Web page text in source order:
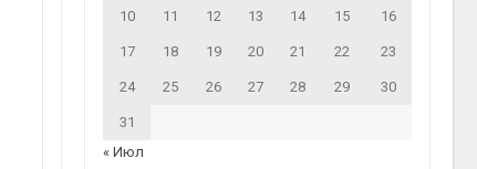
10 11 12 13 14 15 16
17 18 19 20 21 22 23
24 25 26 27 28 29 30
31
« Июл